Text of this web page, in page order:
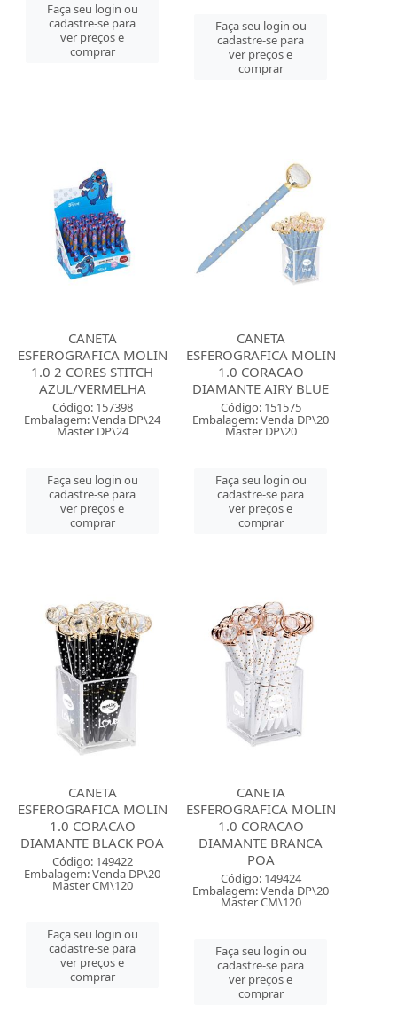
Faça seu login ou
cadastre-se para
ver preços e
comprar
Faça seu login ou
cadastre-se para
ver preços e
comprar
CANETA
ESFEROGRAFICA MOLIN
1.0 2 CORES STITCH
AZUL/VERMELHA
Código: 157398
Embalagem: Venda DP\24
Master DP\24
Faça seu login ou
cadastre-se para
ver preços e
comprar
CANETA
ESFEROGRAFICA MOLIN
1.0 CORACAO
DIAMANTE AIRY BLUE
Código: 151575
Embalagem: Venda DP\20
Master DP\20
Faça seu login ou
cadastre-se para
ver preços e
comprar
CANETA
ESFEROGRAFICA MOLIN
1.0 CORACAO
DIAMANTE BLACK POA
Código: 149422
Embalagem: Venda DP\20
Master CM\120
Faça seu login ou
cadastre-se para
ver preços e
comprar
CANETA
ESFEROGRAFICA MOLIN
1.0 CORACAO
DIAMANTE BRANCA
POA
Código: 149424
Embalagem: Venda DP\20
Master CM\120
Faça seu login ou
cadastre-se para
ver preços e
comprar